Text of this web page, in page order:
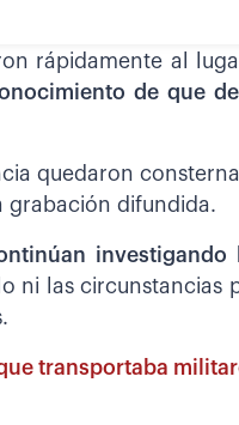
rápidamente al
de que
quedaron
grabación difundida.
investigando
ni las circunstancias
transportaba